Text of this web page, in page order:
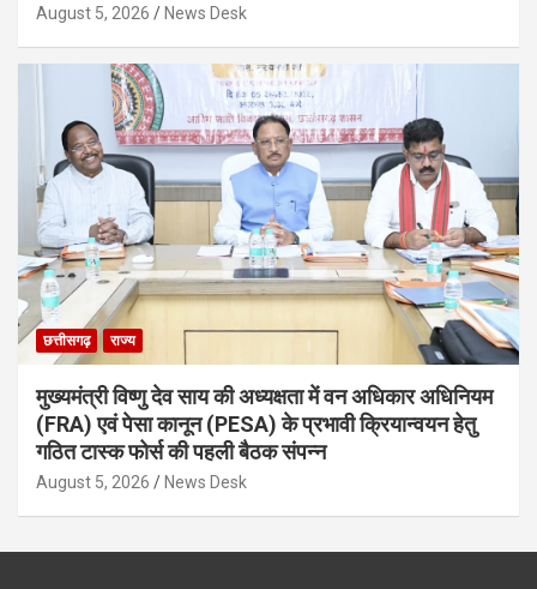
August 5, 2026 News Desk
छत्तीसगढ़ राज्य
मुख्यमंत्री विष्णु देव साय की अध्यक्षता में वन अधिकार अधिनियम
(FRA) एवं पेसा कानून (PESA) के प्रभावी क्रियान्वयन हेतु
गठित टास्क फोर्स की पहली बैठक संपन्न
August 5, 2026 News Desk